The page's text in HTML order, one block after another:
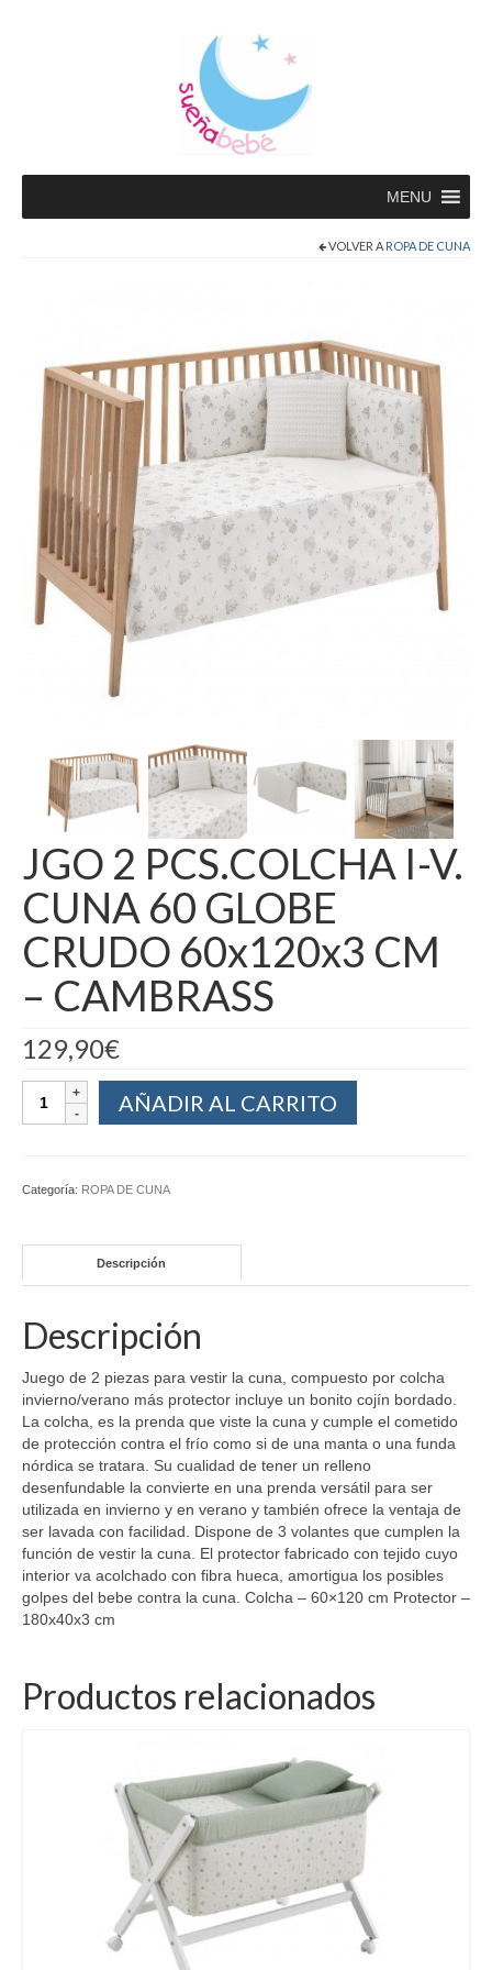
MENU
VOLVER A ROPA DE CUNA
JGO 2 PCS.COLCHA I-V.
CUNA 60 GLOBE
CRUDO 60x120x3 CM
– CAMBRASS
129,90€
AÑADIR AL CARRITO
Categoría: ROPA DE CUNA
Descripción
Descripción
Juego de 2 piezas para vestir la cuna, compuesto por colcha
invierno/verano más protector incluye un bonito cojín bordado.
La colcha, es la prenda que viste la cuna y cumple el cometido
de protección contra el frío como si de una manta o una funda
nórdica se tratara. Su cualidad de tener un relleno
desenfundable la convierte en una prenda versátil para ser
utilizada en invierno y en verano y también ofrece la ventaja de
ser lavada con facilidad. Dispone de 3 volantes que cumplen la
función de vestir la cuna. El protector fabricado con tejido cuyo
interior va acolchado con fibra hueca, amortigua los posibles
golpes del bebe contra la cuna. Colcha – 60×120 cm Protector –
180x40x3 cm
Productos relacionados